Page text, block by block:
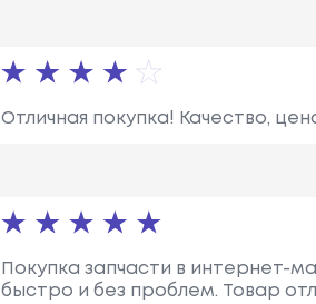
Отличная покупка! Качество,
Покупка запчасти в интернет-
быстро и без проблем. Товар